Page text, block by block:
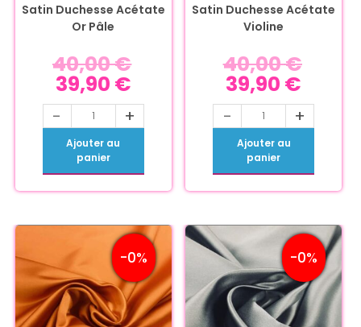
Satin Duchesse Acétate
Or Pâle
40,00€
39,90 €
- +
Ajouter au
panier
Satin Duchesse Acétate
Violine
40,00€
39,90 €
- +
Ajouter au
panier
-0% -0%